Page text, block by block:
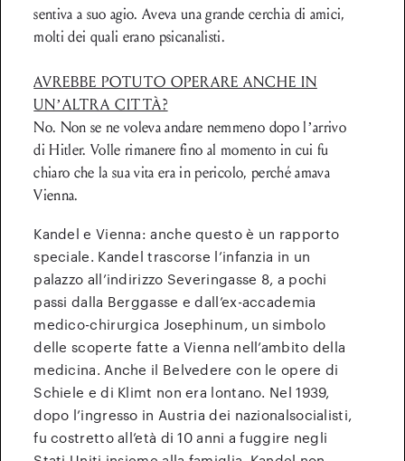
sentiva a suo agio. Aveva una grande cerchia di amici,
molti dei quali erano psicanalisti.
AVREBBE POTUTO OPERARE ANCHE IN
UN’ALTRA CITTÀ?
No. Non se ne voleva andare nemmeno dopo l’arrivo
di Hitler. Volle rimanere fino al momento in cui fu
chiaro che la sua vita era in pericolo, perché amava
Vienna.
Kandel e Vienna: anche questo è un rapporto
speciale. Kandel trascorse l’infanzia in un
palazzo all’indirizzo Severingasse 8, a pochi
passi dalla Berggasse e dall’ex-accademia
medico-chirurgica Josephinum, un simbolo
delle scoperte fatte a Vienna nell’ambito della
medicina. Anche il Belvedere con le opere di
Schiele e di Klimt non era lontano. Nel 1939,
dopo l’ingresso in Austria dei nazionalsocialisti,
fu costretto all’età di 10 anni a fuggire negli